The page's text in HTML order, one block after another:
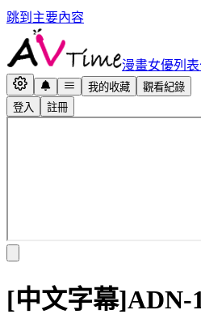
跳到主要內容
漫畫女優列表
我的收藏
觀看紀錄
登入
註冊
[中文字幕]ADN-